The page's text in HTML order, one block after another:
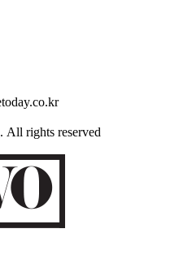
. All rights reserved